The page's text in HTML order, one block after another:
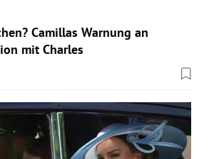
Camillas Warnung an
mit Charles